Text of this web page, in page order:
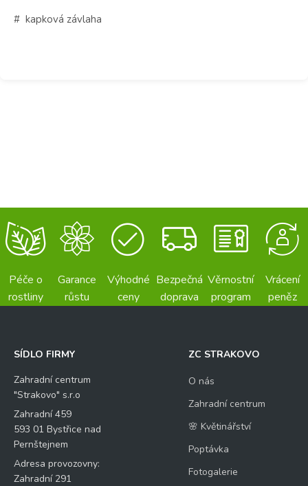
# kapková závlaha
Péče o
rostliny
Garance
růstu
Výhodné
ceny
Bezpečná
doprava
Věrnostní
program
Vrácení
peněz
SÍDLO FIRMY
Zahradní centrum
"Strakovo" s.r.o
Zahradní 459
593 01 Bystřice nad
Pernštejnem
Adresa provozovny:
Zahradní 291
ZC STRAKOVO
O nás
Zahradní centrum
🌸 Květinářství
Poptávka
Fotogalerie